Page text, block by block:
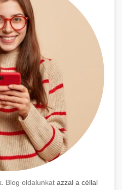
Blog oldalunkatazzal a céllal